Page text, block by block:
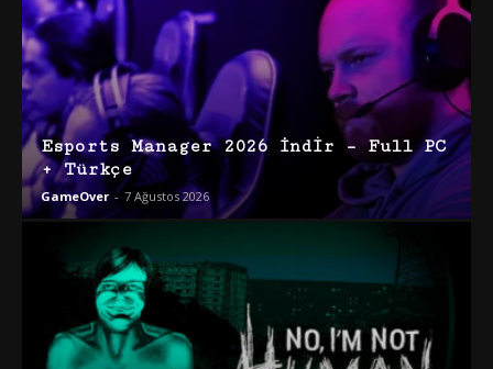
Esports Manager 2026 İndir – Full PC
+ Türkçe
GameOver - 7 Ağustos 2026